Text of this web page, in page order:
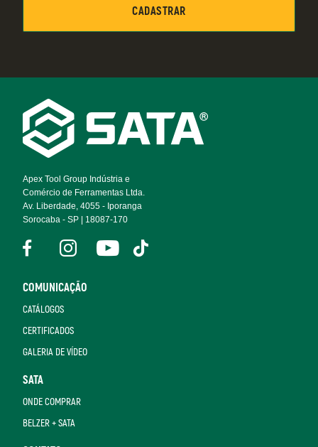
Footer
Navigation
Apex Tool Group Indústria e
Comércio de Ferramentas Ltda.
Av. Liberdade, 4055 - Iporanga
Sorocaba - SP | 18087-170
COMUNICAÇÃO
CATÁLOGOS
CERTIFICADOS
GALERIA DE VÍDEO
SATA
ONDE COMPRAR
BELZER + SATA